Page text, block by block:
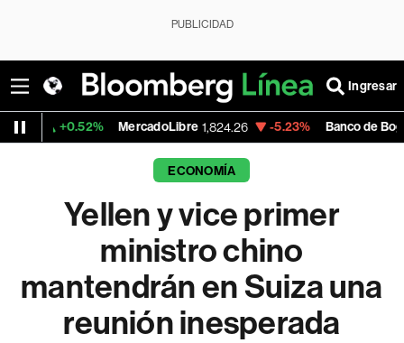
PUBLICIDAD
Ingresar
MercadoLibre 1,824.26 -5.23% Banco de Bogota
ECONOMÍA
Yellen y vice primer
ministro chino
mantendrán en Suiza una
reunión inesperada